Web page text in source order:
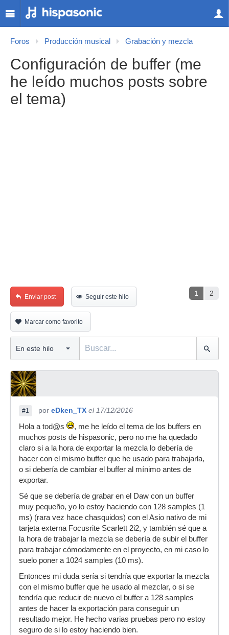
Foros Producción musical Grabación y mezcla
Configuración de buffer (me
he leído muchos posts sobre
el tema)
1 2
Enviar post Seguir este hilo
Marcar como favorito
#1 por eDken_TX el 17/12/2016
Hola a tod@s
, me he leído el tema de los buffers en
muchos posts de hispasonic, pero no me ha quedado
claro si a la hora de exportar la mezcla lo debería de
hacer con el mismo buffer que he usado para trabajarla,
o si debería de cambiar el buffer al mínimo antes de
exportar.
Sé que se debería de grabar en el Daw con un buffer
muy pequeño, yo lo estoy haciendo con 128 samples (1
ms) (rara vez hace chasquidos) con el Asio nativo de mi
tarjeta externa Focusrite Scarlett 2i2, y también sé que a
la hora de trabajar la mezcla se debería de subir el buffer
para trabajar cómodamente en el proyecto, en mi caso lo
suelo poner a 1024 samples (10 ms).
Entonces mi duda sería si tendría que exportar la mezcla
con el mismo buffer que he usado al mezclar, o si se
tendría que reducir de nuevo el buffer a 128 samples
antes de hacer la exportación para conseguir un
resultado mejor. He hecho varias pruebas pero no estoy
seguro de si lo estoy haciendo bien.